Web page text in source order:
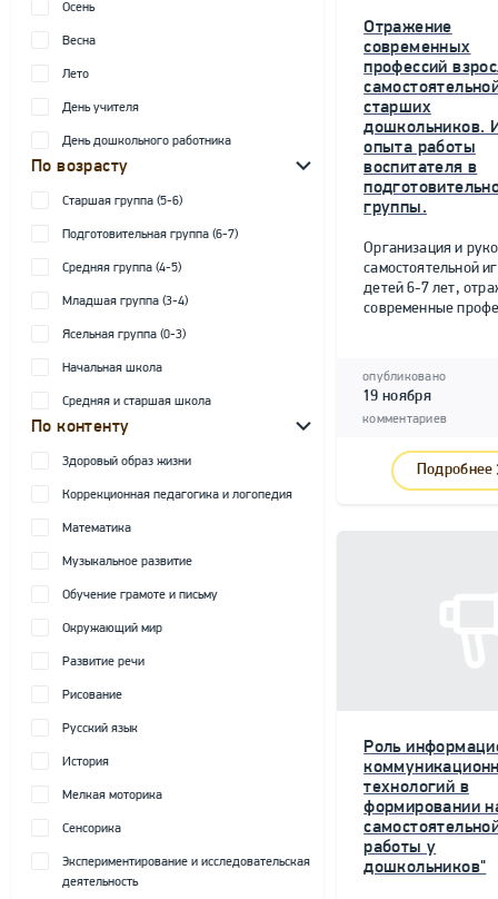
Осень
Весна
Лето
День учителя
День дошкольного работника
По возрасту
Старшая группа (5-6)
Подготовительная группа (6-7)
Средняя группа (4-5)
Младшая группа (3-4)
Ясельная группа (0-3)
Начальная школа
Средняя и старшая школа
По контенту
Здоровый образ жизни
Коррекционная педагогика и логопедия
Математика
Музыкальное развитие
Обучение грамоте и письму
Окружающий мир
Развитие речи
Рисование
Русский язык
История
Мелкая моторика
Сенсорика
Экспериментирование и исследовательская
деятельность
Отражение
современных
профессий
старших
дошкольников.
опыта работы
воспитателя в
группы.
Организация и
самостоятельной
детей 6-7 лет,
современные
опубликовано
19 ноября
комментариев
Подробнее
Роль
технологий в
формировании
работы у
дошкольников"